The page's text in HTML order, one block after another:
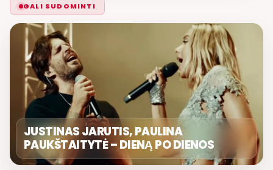
GALI SUDOMINTI
JUSTINAS JARUTIS, PAULINA
PAUKŠTAITYTĖ – DIENĄ PO DIENOS